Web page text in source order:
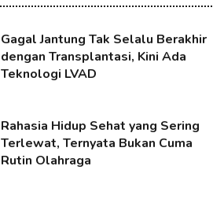
Gagal Jantung Tak Selalu Berakhir
dengan Transplantasi, Kini Ada
Teknologi LVAD
Rahasia Hidup Sehat yang Sering
Terlewat, Ternyata Bukan Cuma
Rutin Olahraga